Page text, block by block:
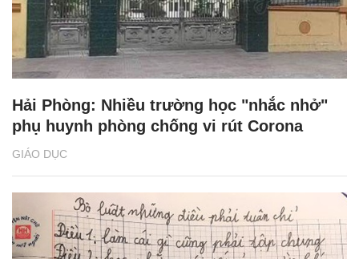
GIÁO DỤC
Hải Phòng: Nhiều trường học "nhắc nhở"
phụ huynh phòng chống vi rút Corona